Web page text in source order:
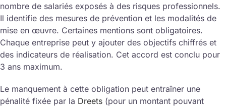
nombre de salariés exposés à des risques professionnels.
Il identifie des mesures de prévention et les modalités de
mise en œuvre. Certaines mentions sont obligatoires.
Chaque entreprise peut y ajouter des objectifs chiffrés et
des indicateurs de réalisation. Cet accord est conclu pour
3 ans maximum.
Le manquement à cette obligation peut entraîner une
pénalité fixée par la Dreets (pour un montant pouvant